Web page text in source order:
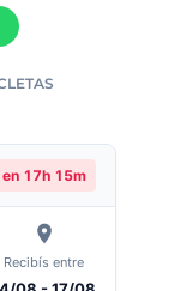
17h 15m
Recibís entre